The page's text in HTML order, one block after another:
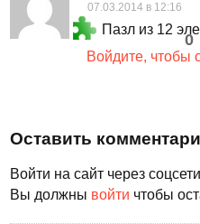
07.03.2014 в 12:16
Пазл из 12
0
Войдите, чтобы
Оставить
Войти на сайт через соцсети
Вы должны войти чтобы